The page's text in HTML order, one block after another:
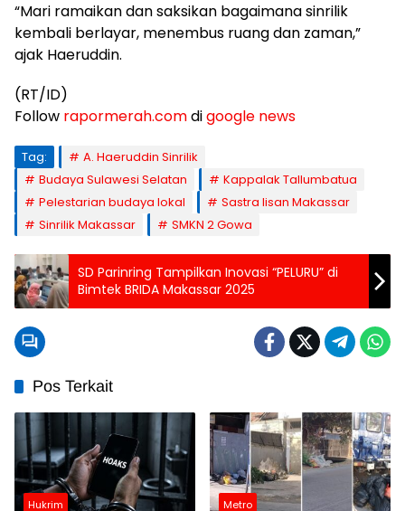
“Mari ramaikan dan saksikan bagaimana sinrilik
kembali berlayar, menembus ruang dan zaman,”
ajak Haeruddin.
(RT/ID)
Follow rapormerah.comdigoogle news
Tag:
A. Haeruddin Sinrilik
Budaya Sulawesi Selatan
Kappalak Tallumbatua
Pelestarian budaya lokal
Sastra lisan Makassar
Sinrilik Makassar
SMKN 2 Gowa
SD Parinring Tampilkan Inovasi “PELURU” di
Bimtek BRIDA Makassar 2025
Pos Terkait
Hukrim Metro